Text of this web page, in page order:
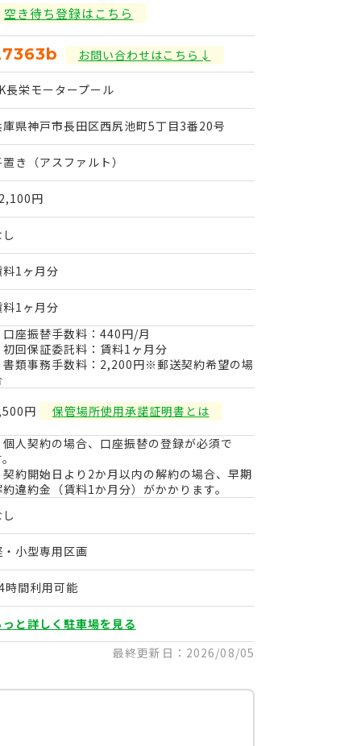
空き待ち登録はこちら
お問い合わせはこちら↓
長栄モータープール
庫県神戸市長田区西尻池町5丁目3番20号
き（アスファルト）
円
料1ヶ月分
料1ヶ月分
口座振替手数料：440円/月
初回保証委託料：賃料1ヶ月分
書類事務手数料：2,200円※郵送契約希望の場
円
保管場所使用承諾証明書とは
個人契約の場合、口座振替の登録が必須で
契約開始日より2か月以内の解約の場合、早期
約違約金（賃料1か月分）がかかります。
・小型専用区画
時間利用可能
っと詳しく駐車場を見る
最終更新日：2026/08/05